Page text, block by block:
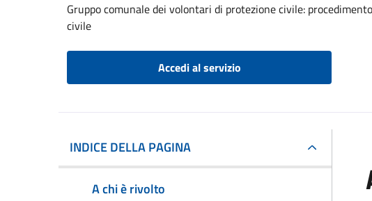
Gruppo comunale dei volontari di protezione civile:
civile
Accedi al servizio
INDICE DELLA PAGINA
A chi è rivolto